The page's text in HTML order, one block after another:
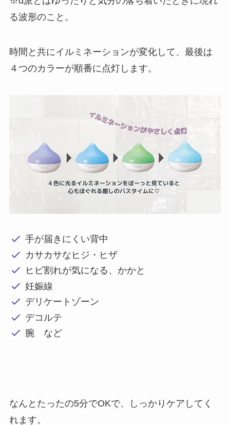
る波形のこと。
時間と共にイルミネーションが変化して、最後は
４つのカラーが順番に点灯します。
手が届きにくい背中
カサカサなヒジ・ヒザ
ヒビ割れが気になる、かかと
妊娠線
デリケートゾーン
デコルテ
︎︎︎︎腕 など
なんとたったの5分でOKで、しっかりケアしてく
れます。